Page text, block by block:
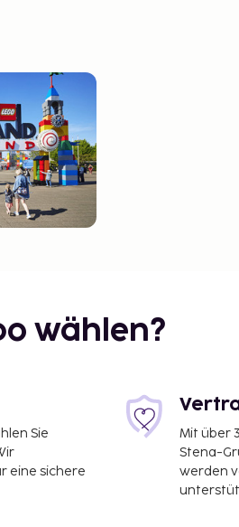
wählen?
Sie
eine sichere
Mit über
Stena-
werden